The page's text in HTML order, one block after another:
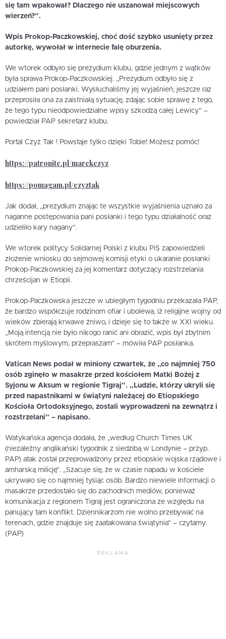
się tam wpakował? Dlaczego nie uszanował miejscowych
wierzeń?”.
Wpis Prokop-Paczkowskiej, choć dość szybko usunięty przez
autorkę, wywołał w internecie falę oburzenia.
We wtorek odbyło się prezydium klubu, gdzie jednym z wątków
była sprawa Prokop-Paczkowskiej. „Prezydium odbyło się z
udziałem pani posłanki. Wysłuchaliśmy jej wyjaśnień; jeszcze raz
przeprosiła ona za zaistniałą sytuację, zdając sobie sprawę z tego,
że tego typu nieodpowiedzialne wpisy szkodzą całej Lewicy” –
powiedział PAP sekretarz klubu.
Portal Czyż Tak ! Powstaje tylko dzięki Tobie! Możesz pomóc!
https://patronite.pl/marekczyz
https://pomagam.pl/czyztak
Jak dodał, „prezydium znając te wszystkie wyjaśnienia uznało za
naganne postępowania pani posłanki i tego typu działalność oraz
udzieliło kary nagany”.
We wtorek politycy Solidarnej Polski z klubu PiS zapowiedzieli
złożenie wniosku do sejmowej komisji etyki o ukaranie posłanki
Prokop-Paczkowskiej za jej komentarz dotyczący rozstrzelania
chrześcijan w Etiopii.
Prokop-Paczkowska jeszcze w ubiegłym tygodniu przekazała PAP,
że bardzo współczuje rodzinom ofiar i ubolewa, iż religijne wojny od
wieków zbierają krwawe żniwo, i dzieje się to także w XXI wieku.
„Moją intencją nie było nikogo ranić ani obrazić, wpis był zbytnim
skrótem myślowym, przepraszam” – mówiła PAP posłanka.
Vatican News podał w miniony czwartek, że „co najmniej 750
osób zginęło w masakrze przed kościołem Matki Bożej z
Syjonu w Aksum w regionie Tigraj”. „Ludzie, którzy ukryli się
przed napastnikami w świątyni należącej do Etiopskiego
Kościoła Ortodoksyjnego, zostali wyprowadzeni na zewnątrz i
rozstrzelani” – napisano.
Watykańska agencja dodała, że „według Church Times UK
(niezależny anglikański tygodnik z siedzibą w Londynie – przyp.
PAP) atak został przeprowadzony przez etiopskie wojska rządowe i
amharską milicję”. „Szacuje się, że w czasie napadu w kościele
ukrywało się co najmniej tysiąc osób. Bardzo niewiele informacji o
masakrze przedostało się do zachodnich mediów, ponieważ
komunikacja z regionem Tigraj jest ograniczona ze względu na
panujący tam konflikt. Dziennikarzom nie wolno przebywać na
terenach, gdzie znajduje się zaatakowana świątynia” – czytamy.
(PAP)
REKLAMA